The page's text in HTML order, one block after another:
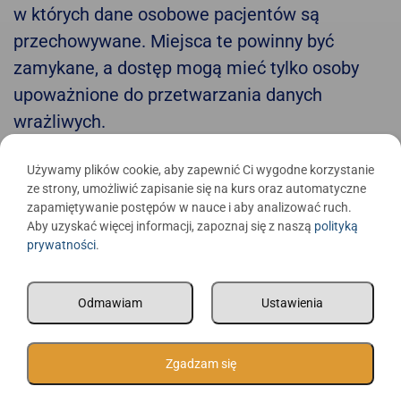
w których dane osobowe pacjentów są
przechowywane. Miejsca te powinny być
zamykane, a dostęp mogą mieć tylko osoby
upoważnione do przetwarzania danych
wrażliwych.
upoważnienie, a jego zakres jest zależny od
zajmowanego stanowiska. Odpowiednio
chronione muszą być również dane
jest, aby były zabezpieczone hasłem,
dostępnym tylko upoważnionym osobom.
Oczywiście hasła nie mogą być nigdzie
zapisywane. Ważne jest również prawidłowe
Używamy plików cookie, aby zapewnić Ci wygodne korzystanie
ze strony, umożliwić zapisanie się na kurs oraz automatyczne
zapamiętywanie postępów w nauce i aby analizować ruch.
Aby uzyskać więcej informacji, zapoznaj się z naszą polityką
prywatności.
Zgadzam się
Ustawienia
Odmawiam